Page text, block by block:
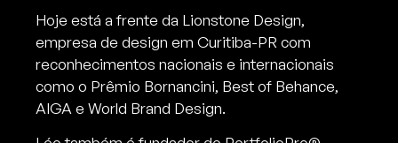
Hoje está a frente da Lionstone Design,
empresa de design em Curitiba-PR com
reconhecimentos nacionais e internacionais
como o Prêmio Bornancini, Best of Behance,
AIGA e World Brand Design.